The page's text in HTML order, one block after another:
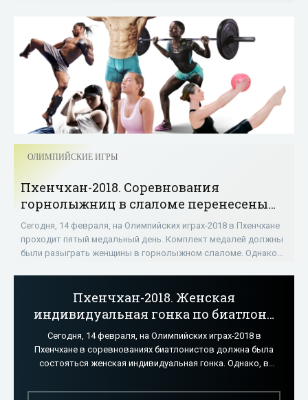
ОЛИМПИЙСКИЕ ИГРЫ
Пхенчхан-2018. Соревнования
горнолыжниц в слаломе перенесены
из-за непогоды - «ОЛИМПИЙСКИЕ
ИГРЫ»
Сегодня, 14 февраля, на Олимпийских играх-2018 в Пхенчхане
проходит пятый медальный день. Комплект медалей должны
были разыграть женщины в горнолыжном слаломе. Однако
Пхенчхан-2018. Женская
индивидуальная гонка по биатлону
перенесена из-за непогоды -
«ОЛИМПИЙСКИЕ ИГРЫ»
Сегодня, 14 февраля, на Олимпийских играх-2018 в
Пхенчхане в соревнованиях биатлонистов должна была
состояться женская индивидуальная гонка. Однако, в